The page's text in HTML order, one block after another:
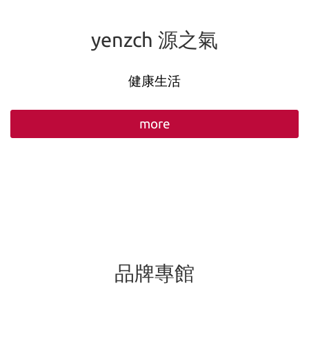
yenzch 源之氣
健康生活
more
品牌專館